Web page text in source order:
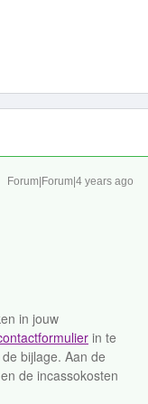
Forum|Forum|4 years ago
in jouw
in te
bijlage. Aan de
de incassokosten